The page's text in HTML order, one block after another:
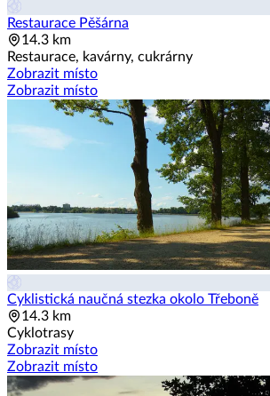
Restaurace Pěšárna
14.3 km
Restaurace, kavárny, cukrárny
Zobrazit místo
Zobrazit místo
Cyklistická naučná stezka okolo Třeboně
14.3 km
Cyklotrasy
Zobrazit místo
Zobrazit místo